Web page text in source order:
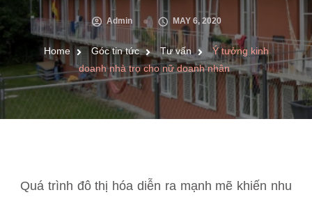
Admin MAY 6, 2020
Home Góc tin tức Tư vấn
Ý tưởng kinh
doanh nhà trọ cho nữ doanh nhân
Quá trình đô thị hóa diễn ra mạnh mẽ khiến nhu